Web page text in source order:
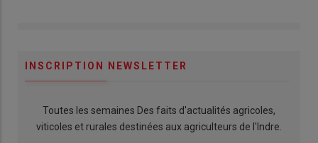
INSCRIPTION NEWSLETTER
Toutes les semaines Des faits d'actualités agricoles,
viticoles et rurales destinées aux agriculteurs de l'Indre.